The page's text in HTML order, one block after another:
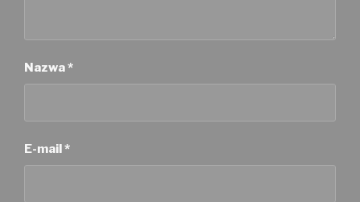
Nazwa*
E-mail*